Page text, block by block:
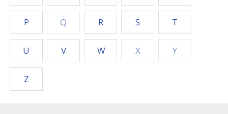
P Q R S T
U V W X Y
Z